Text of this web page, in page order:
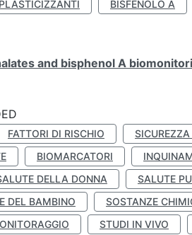
PLASTICIZZANTI BISFENOLO A
and bisphenol A
FATTORI DI RISCHIO
BIOMARCATORI
DELLA DONNA SALUTE
DEL BAMBINO
SOSTANZE
STUDI IN VIVO